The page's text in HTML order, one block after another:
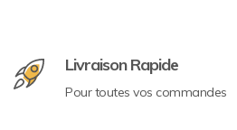
Livraison Rapide
Pour toutes vos commandes